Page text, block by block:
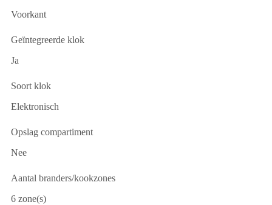
Voorkant
Geïntegreerde klok
Ja
Soort klok
Elektronisch
Opslag compartiment
Nee
Aantal branders/kookzones
6 zone(s)